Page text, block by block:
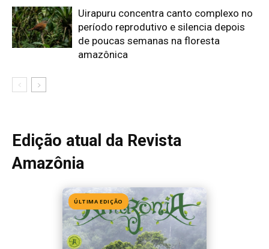
Uirapuru concentra canto complexo no
período reprodutivo e silencia depois
de poucas semanas na floresta
amazônica
Edição atual da Revista
Amazônia
ÚLTIMA EDIÇÃO